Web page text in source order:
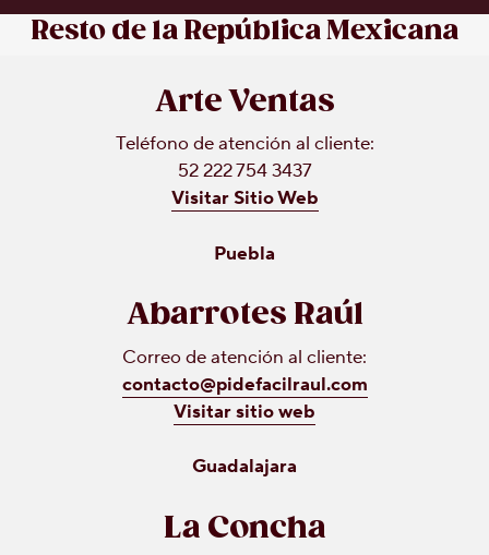
Resto de la República Mexicana
Arte Ventas
Teléfono de atención al cliente:
52 222 754 3437
Visitar Sitio Web
Puebla
Abarrotes Raúl
Correo de atención al cliente:
contacto@pidefacilraul.com
Visitar sitio web
Guadalajara
La Concha